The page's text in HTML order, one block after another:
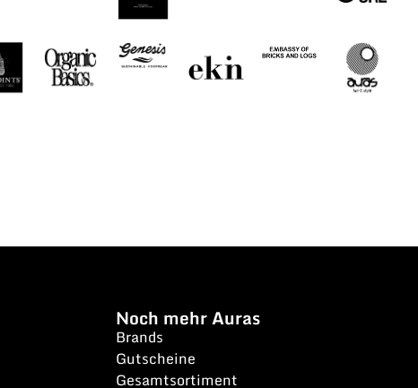
Noch mehr Auras
Brands
Gutscheine
Gesamtsortiment